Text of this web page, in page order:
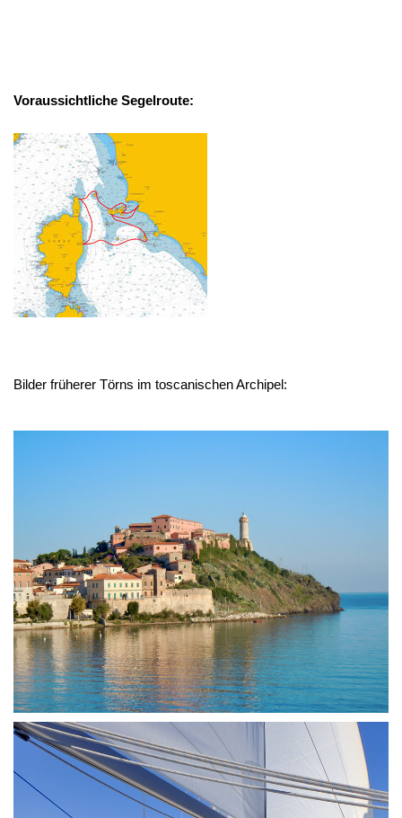
Voraussichtliche Segelroute:
Bilder früherer Törns im toscanischen Archipel: